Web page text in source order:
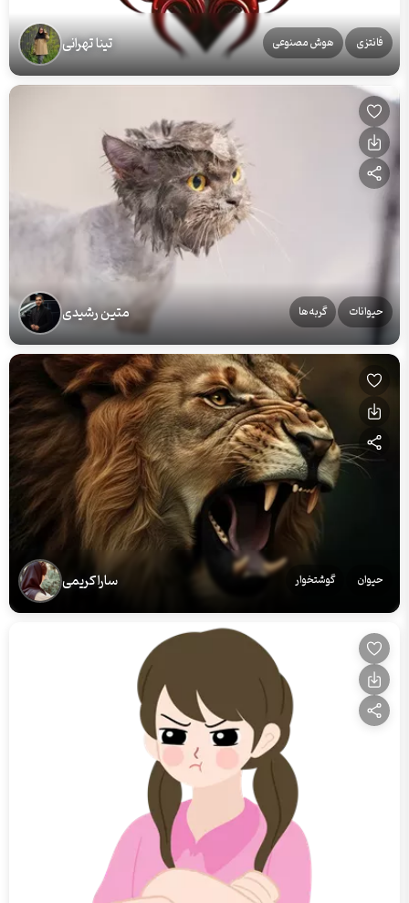
فانتزی هوش مصنوعی تینا تهرانی
حیوانات گربه‌ها متین رشیدی
حیوان گوشتخوار سارا کریمی